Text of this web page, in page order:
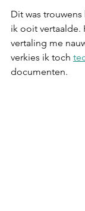
Dit was
ik ooit vertaalde.
vertaling me
verkies ik toch
documenten.